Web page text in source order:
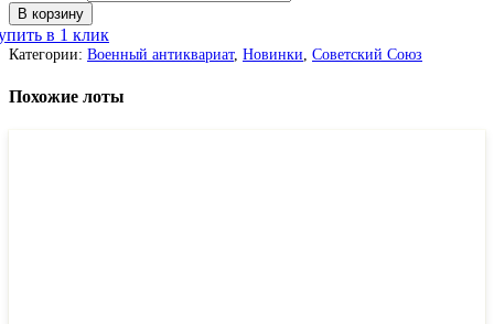
В корзину
в 1 клик
Категории: Военный антиквариат, Новинки Советский Союз
Похожие лоты